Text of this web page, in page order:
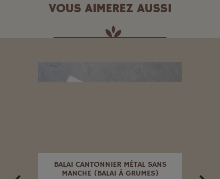
VOUS AIMEREZ AUSSI
5 M
BALAI CANTONNIER MÉTAL SANS
MANCHE (BALAI À GRUMES)